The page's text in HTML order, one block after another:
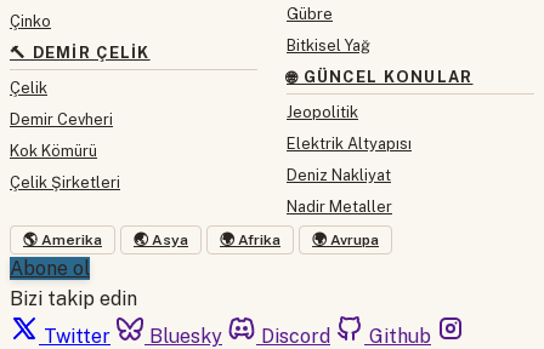
Çinko
🔨 DEMIR ÇELIK
Çelik
Demir Cevheri
Kok Kömürü
Çelik Şirketleri
Gübre
Bitkisel Yağ
🌐 GÜNCEL KONULAR
Jeopolitik
Elektrik Altyapısı
Deniz Nakliyat
Nadir Metaller
🌎 Amerika 🌏 Asya 🌍 Afrika 🌍 Avrupa
Abone ol
Bizi takip edin
Twitter
Bluesky Discord
Github